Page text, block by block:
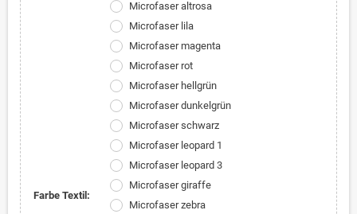
Farbe Textil:
Microfaser altrosa
Microfaser lila
Microfaser magenta
Microfaser rot
Microfaser hellgrün
Microfaser dunkelgrün
Microfaser schwarz
Microfaser leopard 1
Microfaser leopard 3
Microfaser giraffe
Microfaser zebra